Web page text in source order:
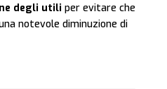
degli utili per evitare che
notevole diminuzione di